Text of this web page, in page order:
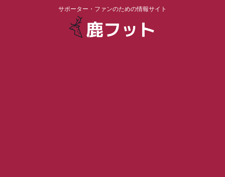
サポーター・ファンのための情報サイト